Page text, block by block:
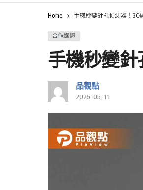
Home 手機秒變針孔偵測器！3C
合作媒體
手機秒變針
品觀點
2026-05-11